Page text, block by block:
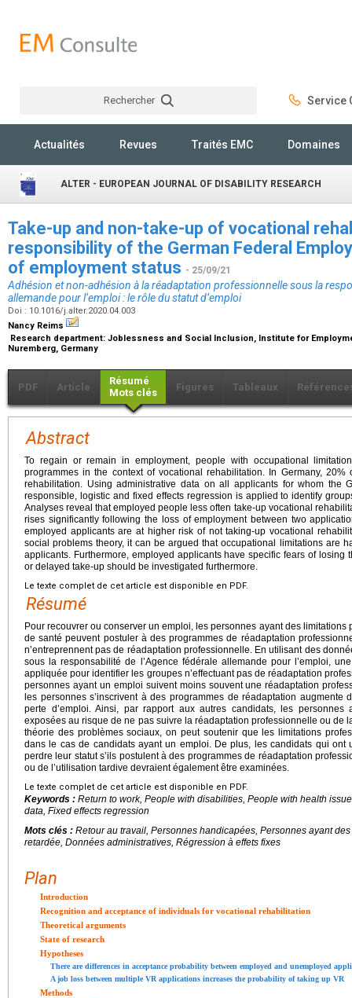
Rechercher Service
Actualités Revues Traités EMC Domaines
ALTER - EUROPEAN JOURNAL OF DISABILITY RESEARCH
Take-up and non-take-up of vocational
responsibility of the German Federal
of employment status - 25/09/21
Adhésion et non-adhésion à la réadaptation professionnelle sous la
allemande pour l’emploi : le rôle du statut d’emploi
Doi : 10.1016/j.alter.2020.04.003
Nancy Reims
Research department: Joblessness and Social Inclusion, Institute for
Nuremberg, Germany
PDF Article
Résumé
Mots clés
Figures Tableaux
Abstract
To regain or remain in employment, people with occupational
programmes in the context of vocational rehabilitation. In Germany,
rehabilitation. Using administrative data on all applicants for whom the
responsible, logistic and fixed effects regression is applied to identify
Analyses reveal that employed people less often take-up vocational
rises significantly following the loss of employment between two
employed applicants are at higher risk of not taking-up vocational
social problems theory, it can be argued that occupational limitations are
applicants. Furthermore, employed applicants have specific fears of losing
or delayed take-up should be investigated furthermore.
Le texte complet de cet article est disponible en PDF.
Résumé
Pour recouvrer ou conserver un emploi, les personnes ayant des
de santé peuvent postuler à des programmes de réadaptation
n’entreprennent pas de réadaptation professionnelle. En utilisant des
sous la responsabilité de l’Agence fédérale allemande pour l’emploi,
appliquée pour identifier les groupes n’effectuant pas de réadaptation
personnes ayant un emploi suivent moins souvent une réadaptation
les personnes s’inscrivent à des programmes de réadaptation augmente
perte d’emploi. Ainsi, par rapport aux autres candidats, les
exposées au risque de ne pas suivre la réadaptation professionnelle ou de
théorie des problèmes sociaux, on peut soutenir que les limitations
dans le cas de candidats ayant un emploi. De plus, les candidats qui ont
perdre leur statut s’ils postulent à des programmes de réadaptation
ou de l’utilisation tardive devraient également être examinées.
Le texte complet de cet article est disponible en PDF.
Keywords : Return to work, People with disabilities, People with health
data, Fixed effects regression
Mots clés : Retour au travail, Personnes handicapées, Personnes ayant
retardée, Données administratives, Régression à effets fixes
Plan
Introduction
Recognition and acceptance of individuals for vocational rehabilitation
Theoretical arguments
State of research
Hypotheses
There are differences in acceptance probability between employed and unemployed
A job loss between multiple VR applications increases the probability of taking up VR
Methods